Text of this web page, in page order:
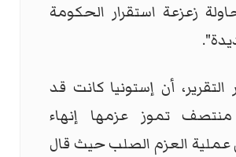
زعزعة استقرار الحكومة
التقرير، أن إستونيا كانت قد
تموز عزمها إنهاء
عملية العزم الصلب حيث قال